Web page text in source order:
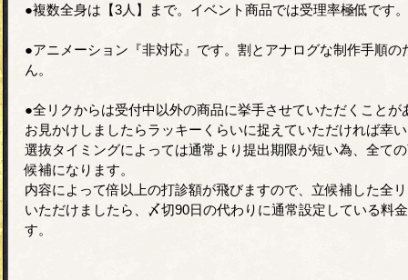
●複数全身は【3人】まで。イベント商品では受理率極低です。
●アニメーション『非対応』です。割とアナログな制作手順
ん。
●全リクからは受付中以外の商品に挙手させていただくことが
お見かけしましたらラッキーくらいに捉えていただければ幸い
選抜タイミングによっては通常より提出期限が短い為、全て
候補になります。
内容によって倍以上の打診額が飛びますので、立候補した全
いただけましたら、〆切90日の代わりに通常設定している料
す。